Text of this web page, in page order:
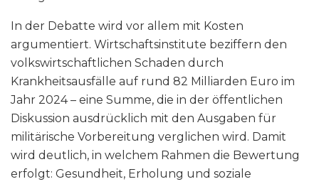
In der Debatte wird vor allem mit Kosten
argumentiert. Wirtschaftsinstitute beziffern den
volkswirtschaftlichen Schaden durch
Krankheitsausfälle auf rund 82 Milliarden Euro im
Jahr 2024 – eine Summe, die in der öffentlichen
Diskussion ausdrücklich mit den Ausgaben für
militärische Vorbereitung verglichen wird. Damit
wird deutlich, in welchem Rahmen die Bewertung
erfolgt: Gesundheit, Erholung und soziale